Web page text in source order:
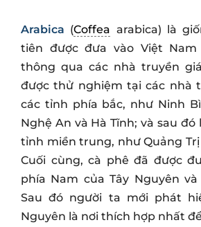
Arabica (Coffea arabica) là
tiên được đưa vào Việt Nam
thông qua các nhà truyền
được thử nghiệm tại các nhà
các tỉnh phía bắc, như Ninh
Nghệ An và Hà Tĩnh; và sau
tỉnh miền trung, như Quảng Trị
Cuối cùng, cà phê đã được
phía Nam của Tây Nguyên
Sau đó người ta mới phát
Nguyên là nơi thích hợp nhất